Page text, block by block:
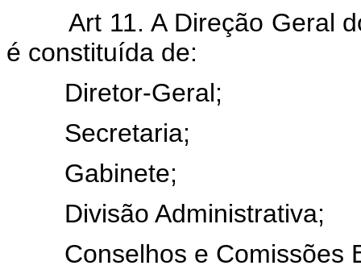
Art 11. A Direção Geral do
é constituída de:
Diretor-Geral;
Secretaria;
Gabinete;
Divisão Administrativa;
Conselhos e Comissões